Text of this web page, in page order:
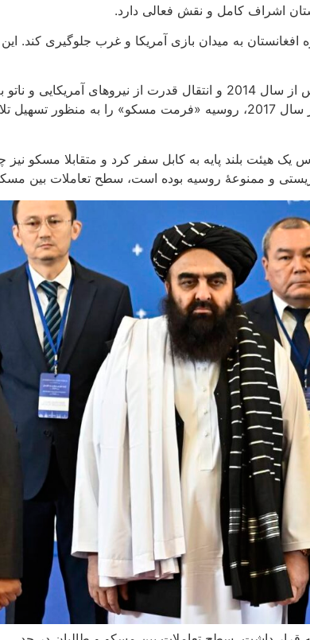
اشراف کامل و نقش فعالی دارد.
به میدان بازی آمریکا و غرب جلوگیری کند.
تعامل مسکو با طالبان به زمان جنگ طالبان و آمریکا باز می‌گردد. پس
برای میزبانی از گفتگوهای طالبان و حکومت افغانستان آماده کرد. در سال
و ممنوعۀ روسیه بوده است، سطح تعاملات بین